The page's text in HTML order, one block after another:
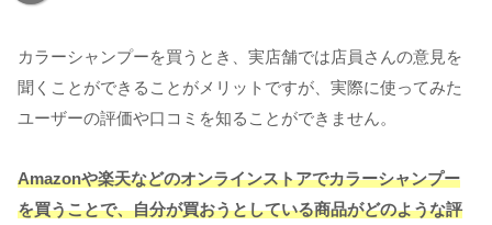
カラーシャンプーを買うとき、実店舗では店員さんの意見を
聞くことができることがメリットですが、実際に使ってみた
ユーザーの評価や口コミを知ることができません。
Amazonや楽天などのオンラインストアでカラーシャンプー
を買うことで、自分が買おうとしている商品がどのような評